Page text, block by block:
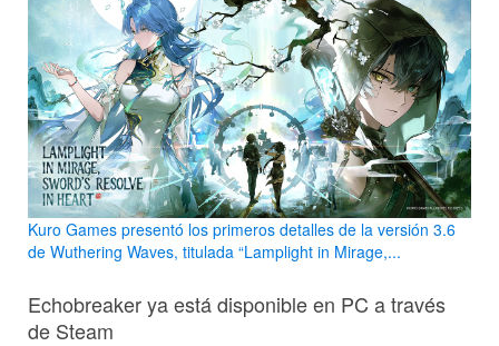
Kuro Games presentó los primeros detalles de la versión 3.6
de Wuthering Waves, titulada “Lamplight in Mirage,...
Echobreaker ya está disponible en PC a través
de Steam